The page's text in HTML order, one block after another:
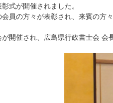
式が開催されました。
員の方々が表彰され、来賓の方
開催され、広島県行政書士会 会